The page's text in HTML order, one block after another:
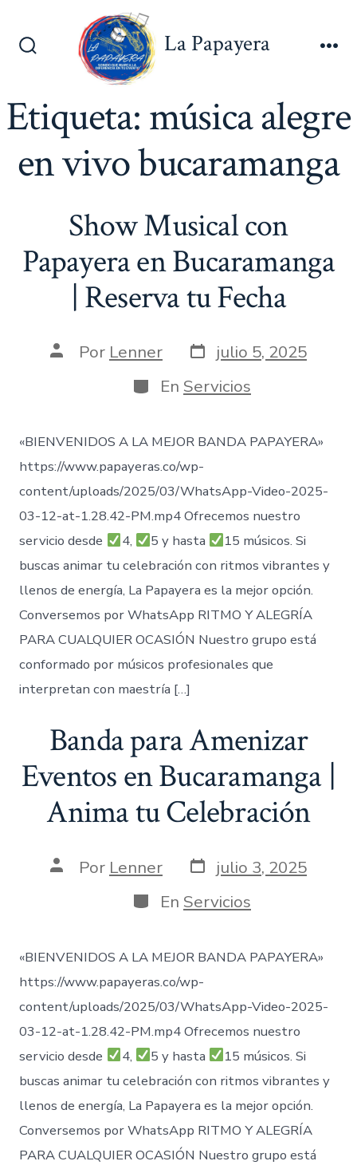
Alternar
La Papayera
Etiqueta:música alegre
en vivo bucaramanga
Show Musical con
Papayera en Bucaramanga
| Reserva tu Fecha
AutorPor Lenner Fecha
de
publicación
julio 5, 2025
Categorías
En Servicios
«BIENVENIDOS A LA MEJOR BANDA PAPAYERA»
https://www.papayeras.co/wp-
content/uploads/2025/03/WhatsApp-Video-2025-
03-12-at-1.28.42-PM.mp4 Ofrecemos nuestro
servicio desde
4, 5 y hasta
15 músicos. Si
buscas animar tu celebración con ritmos vibrantes y
llenos de energía, La Papayera es la mejor opción.
Conversemos por WhatsApp RITMO Y ALEGRÍA
PARA CUALQUIER OCASIÓN Nuestro grupo está
conformado por músicos profesionales que
interpretan con maestría […]
Banda para Amenizar
Eventos en Bucaramanga |
Anima tu Celebración
AutorPor Lenner Fecha
de
publicación
julio 3, 2025
Categorías
En Servicios
«BIENVENIDOS A LA MEJOR BANDA PAPAYERA»
https://www.papayeras.co/wp-
content/uploads/2025/03/WhatsApp-Video-2025-
03-12-at-1.28.42-PM.mp4 Ofrecemos nuestro
servicio desde
4, 5 y hasta
15 músicos. Si
buscas animar tu celebración con ritmos vibrantes y
llenos de energía, La Papayera es la mejor opción.
Conversemos por WhatsApp RITMO Y ALEGRÍA
PARA CUALQUIER OCASIÓN Nuestro grupo está